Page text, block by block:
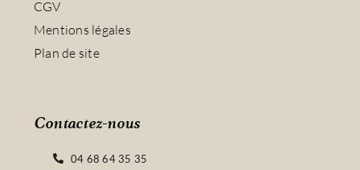
CGV
Mentions légales
Plan de site
Contactez-nous
04 68 64 35 35